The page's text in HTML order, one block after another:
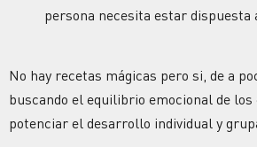
persona necesita estar dispuesta
No hay recetas mágicas pero si, de a
buscando el equilibrio emocional de
potenciar el desarrollo individual y